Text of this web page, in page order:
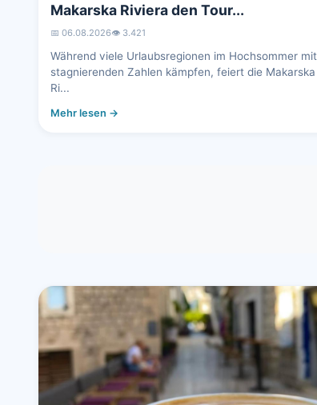
Makarska Riviera den Tour...
📅 06.08.2026👁️ 3.421
Während viele Urlaubsregionen im Hochsommer mit
stagnierenden Zahlen kämpfen, feiert die Makarska
Ri...
Mehr lesen →